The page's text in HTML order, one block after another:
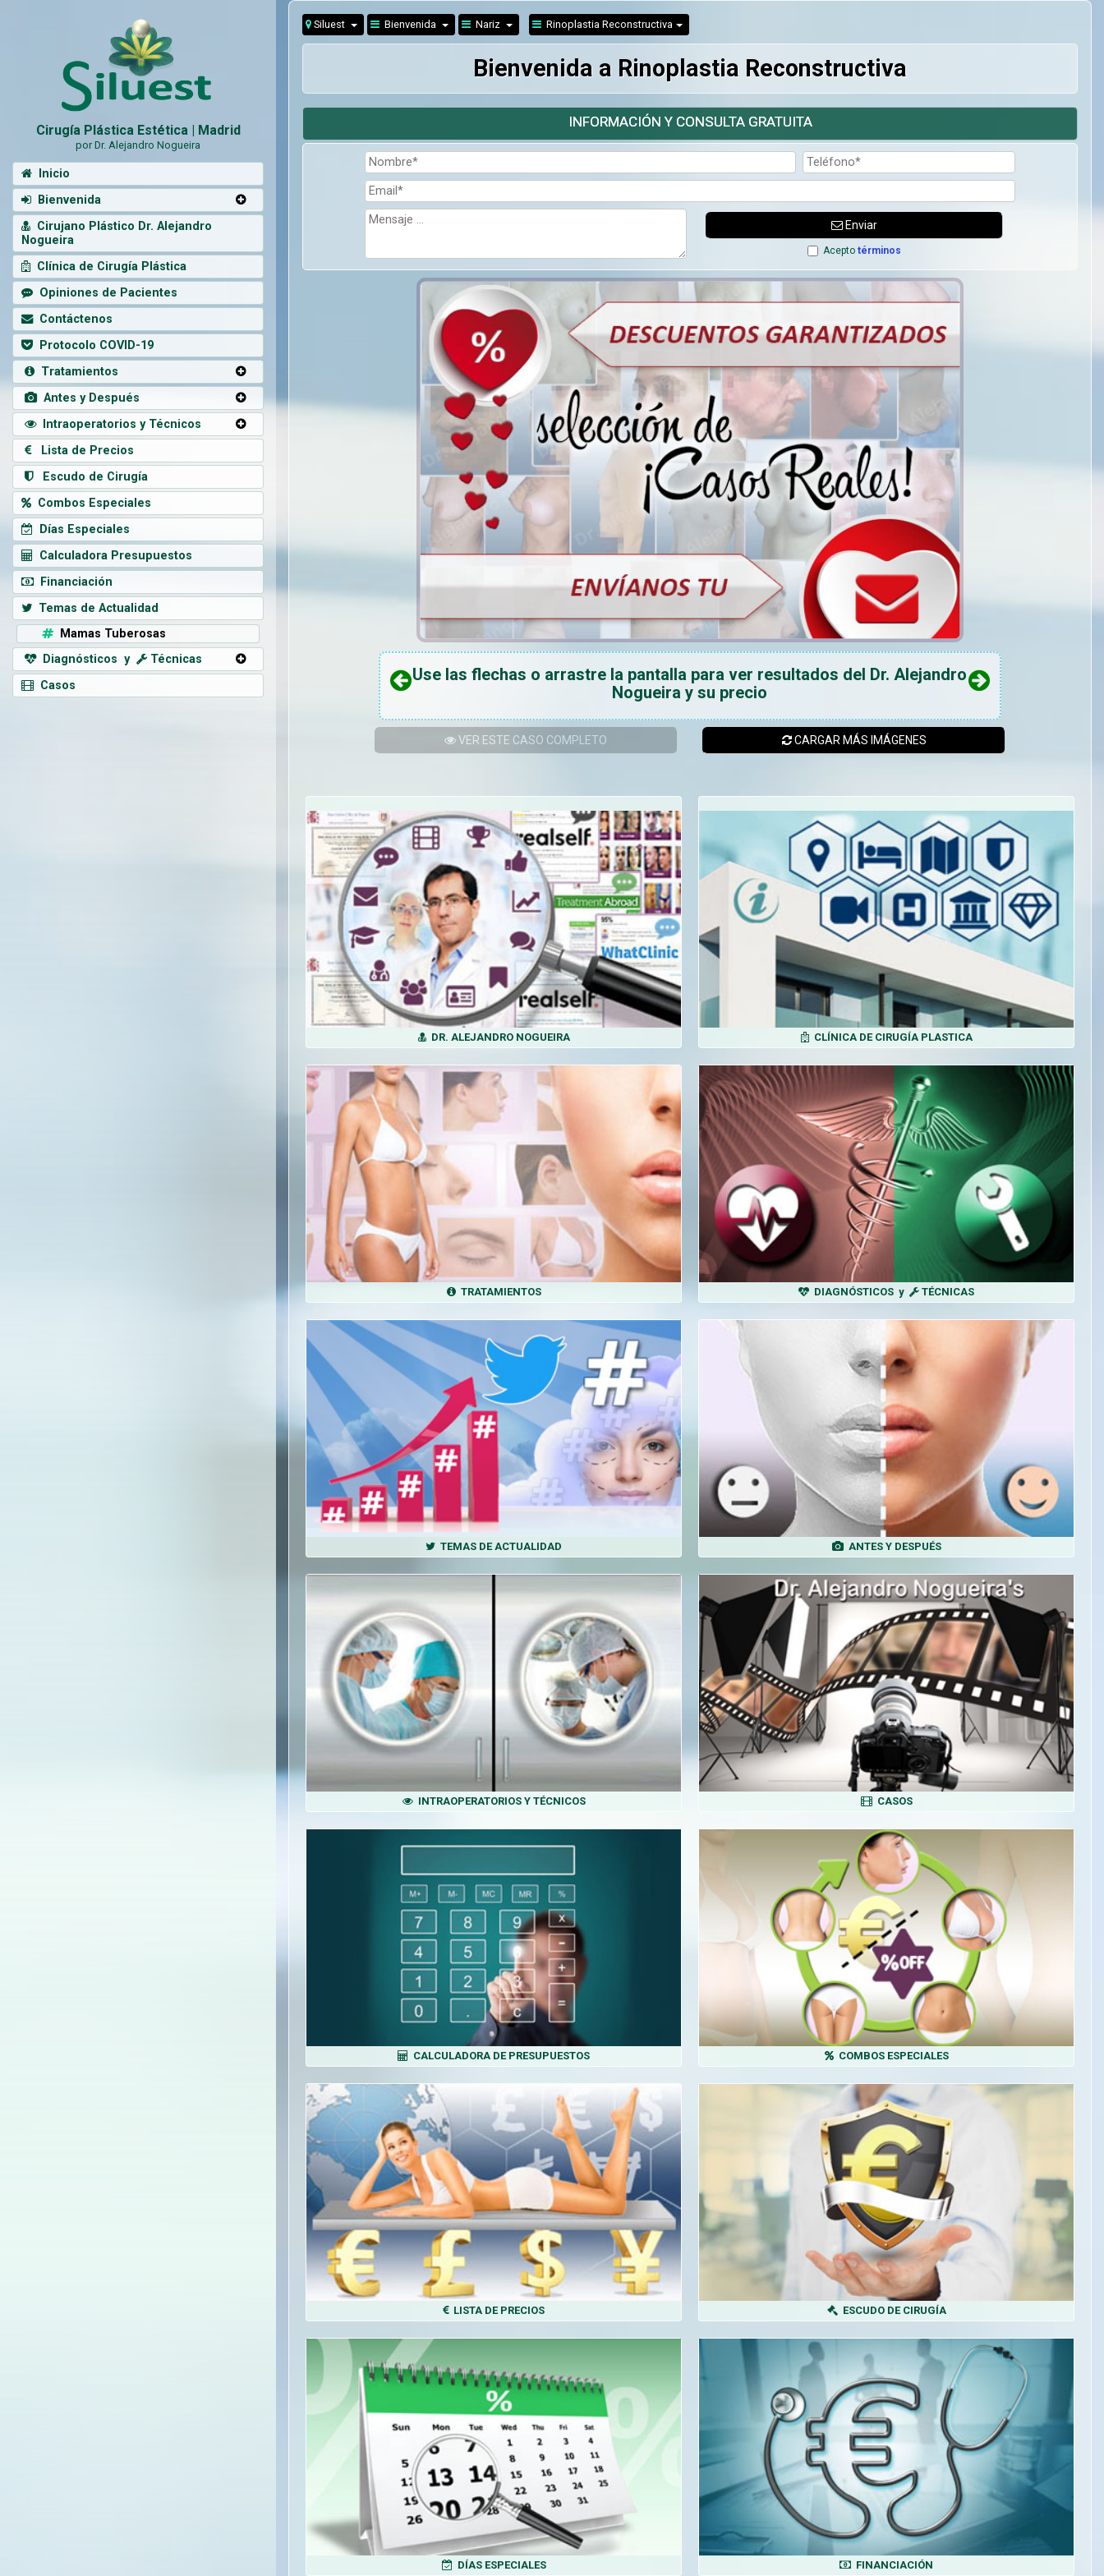
Siluest Bienvenida Nariz Rinoplastia Reconstructiva
Bienvenida a Rinoplastia Reconstructiva
INFORMACIÓN Y CONSULTA GRATUITA
Enviar
Acepto términos
Use las flechas o arrastre la pantalla para ver resultados del Dr. Alejandro
Nogueira y su precio
VER ESTE CASO COMPLETO CARGAR MÁS IMÁGENES
DR. ALEJANDRO NOGUEIRA CLÍNICA DE CIRUGÍA PLASTICA
TRATAMIENTOS DIAGNÓSTICOS y TÉCNICAS
TEMAS DE ACTUALIDAD ANTES Y DESPUÉS
INTRAOPERATORIOS Y TÉCNICOS CASOS
CALCULADORA DE PRESUPUESTOS COMBOS ESPECIALES
LISTA DE PRECIOS ESCUDO DE CIRUGÍA
DÍAS ESPECIALES FINANCIACIÓN
Cirugía Plástica Estética | Madrid
por Dr. Alejandro Nogueira
Inicio
Bienvenida
Cirujano Plástico Dr. Alejandro
Nogueira
Clínica de Cirugía Plástica
Opiniones de Pacientes
Contáctenos
Protocolo COVID-19
Tratamientos
Antes y Después
Intraoperatorios y Técnicos
Lista de Precios
Escudo de Cirugía
Combos Especiales
Días Especiales
Calculadora Presupuestos
Financiación
Temas de Actualidad
Mamas Tuberosas
Diagnósticos y
Técnicas
Casos